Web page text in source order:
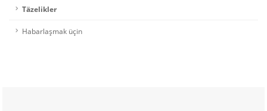
Täzelikler
Habarlaşmak üçin